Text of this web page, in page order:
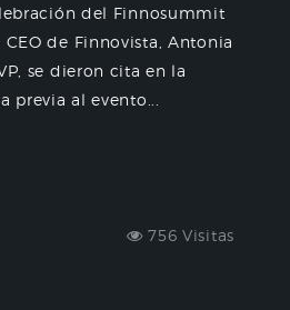
del Finnosummit
de Finnovista, Antonia
se dieron cita en la
previa al evento...
756 Visitas